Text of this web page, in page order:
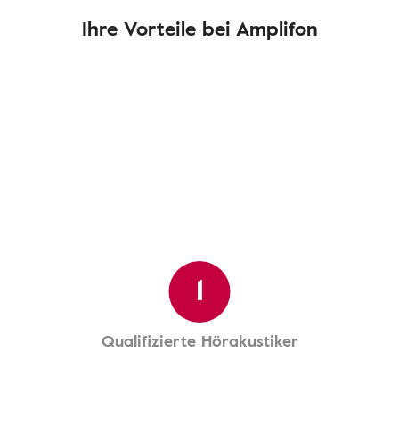
Ihre Vorteile bei Amplifon
1
Qualifizierte Hörakustiker